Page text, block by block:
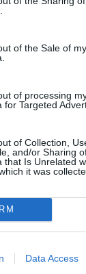
of the Sale of my
of processing
for Targeted
of Collection,
and/or Sharing
that Is Unrelated
it was
Data Access
profesijai
sutarčių
sutarčių
10 darbuotojų,
sutartį.